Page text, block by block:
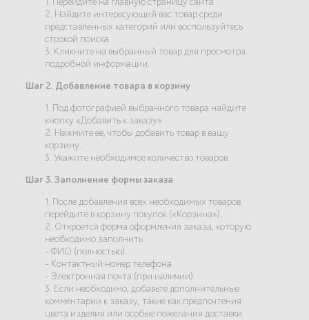
2. Найдите интересующий вас товар среди
представленных категорий или воспользуйтесь
строкой поиска.
3. Кликните на выбранный товар для просмотра
подробной информации.
Шаг 2. Добавление товара в корзину
1. Под фотографией выбранного товара найдите
кнопку «Добавить к заказу».
2. Нажмите её, чтобы добавить товар в вашу
корзину.
3. Укажите необходимое количество товаров.
Шаг 3. Заполнение формы заказа
1. После добавления всех необходимых товаров
перейдите в корзину покупок («Корзина»).
2. Откроется форма оформления заказа, которую
необходимо заполнить:
- ФИО (полностью).
- Контактный номер телефона.
- Электронная почта (при наличии).
3. Если необходимо, добавьте дополнительные
комментарии к заказу, такие как предпочтения
цвета изделия или особые пожелания доставки.